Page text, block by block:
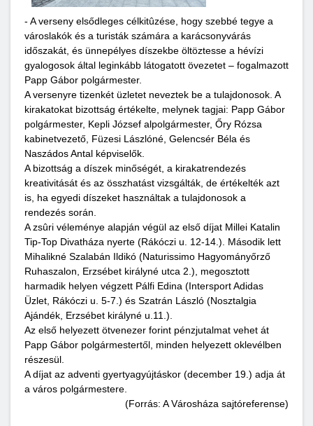
- A verseny elsődleges célkitûzése, hogy szebbé tegye a
városlakók és a turisták számára a karácsonyvárás
időszakát, és ünnepélyes díszekbe öltöztesse a hévízi
gyalogosok által leginkább látogatott övezetet – fogalmazott
Papp Gábor polgármester.
A versenyre tizenkét üzletet neveztek be a tulajdonosok. A
kirakatokat bizottság értékelte, melynek tagjai: Papp Gábor
polgármester, Kepli József alpolgármester, Őry Rózsa
kabinetvezető, Füzesi Lászlóné, Gelencsér Béla és
Naszádos Antal képviselők.
A bizottság a díszek minőségét, a kirakatrendezés
kreativitását és az összhatást vizsgálták, de értékelték azt
is, ha egyedi díszeket használtak a tulajdonosok a
rendezés során.
A zsûri véleménye alapján végül az első díjat Millei Katalin
Tip-Top Divatháza nyerte (Rákóczi u. 12-14.). Második lett
Mihalikné Szalabán Ildikó (Naturissimo Hagyományőrző
Ruhaszalon, Erzsébet királyné utca 2.), megosztott
harmadik helyen végzett Pálfi Edina (Intersport Adidas
Üzlet, Rákóczi u. 5-7.) és Szatrán László (Nosztalgia
Ajándék, Erzsébet királyné u.11.).
Az első helyezett ötvenezer forint pénzjutalmat vehet át
Papp Gábor polgármestertől, minden helyezett oklevélben
részesül.
A díjat az adventi gyertyagyújtáskor (december 19.) adja át
a város polgármestere.
(Forrás: A Városháza sajtóreferense)